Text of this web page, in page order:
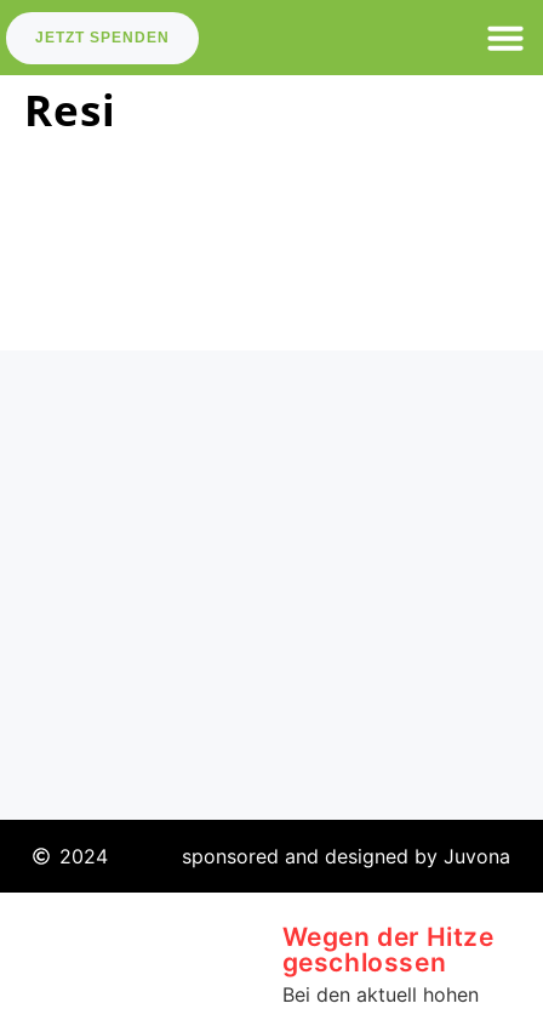
JETZT SPENDEN
Resi
2024 sponsored and designed by Juvona
Wegen der Hitze
geschlossen
Bei den aktuell hohen